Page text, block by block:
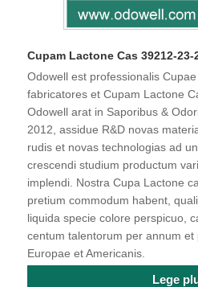
Cupam Lactone Cas 39212-23-
Odowell est professionalis
fabricatores et Cupam Lactone
Odowell arat in Saporibus &
2012, assidue R&D novas
rudis et novas technologias ad
crescendi studium productum
implendi. Nostra Cupa Lactone
pretium commodum habent,
liquida specie colore perspicuo,
centum talentorum per annum
Europae et Americanis.
Lege